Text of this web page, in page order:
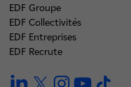
EDF Groupe
EDF Collectivités
EDF Entreprises
EDF Recrute
linkedintwitterinstagramyoutube